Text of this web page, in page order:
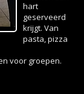
voor groepen.